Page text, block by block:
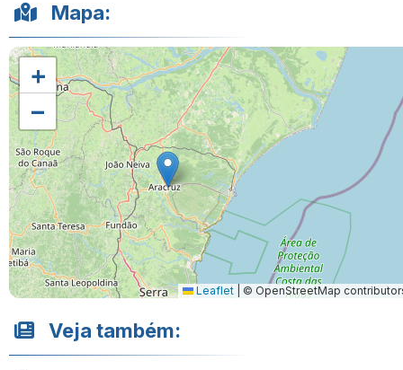
Mapa:
+
−
Leaflet © OpenStreetMap
Veja também: